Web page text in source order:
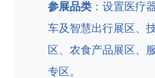
参展品类 ：设置医疗
车及智慧出行展区、
区、农食产品展区、
专区。